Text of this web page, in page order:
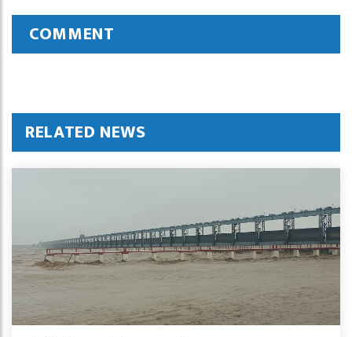
COMMENT
RELATED NEWS